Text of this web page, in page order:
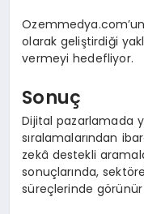
Ozemmedya.com’un
olarak geliştirdiği
vermeyi hedefliyor.
Sonuç
Dijital pazarlamada
sıralamalarından
zekâ destekli
sonuçlarında,
süreçlerinde